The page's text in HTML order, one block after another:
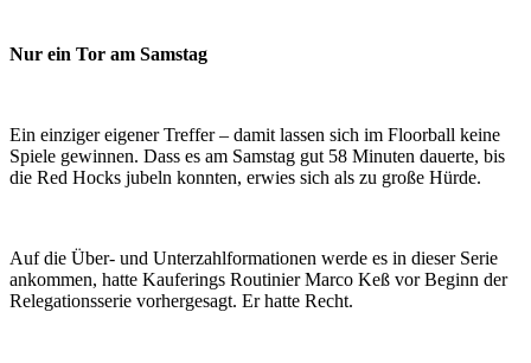
Nur ein Tor am Samstag
Ein einziger eigener Treffer – damit lassen sich im Floorball keine
Spiele gewinnen. Dass es am Samstag gut 58 Minuten dauerte, bis
die Red Hocks jubeln konnten, erwies sich als zu große Hürde.
Auf die Über- und Unterzahlformationen werde es in dieser Serie
ankommen, hatte Kauferings Routinier Marco Keß vor Beginn der
Relegationsserie vorhergesagt. Er hatte Recht.